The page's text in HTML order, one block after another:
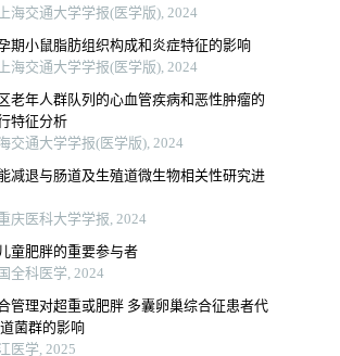
海交通大学学报(医学版), 2024
期小鼠脂肪组织构成和炎症特征的影响
海交通大学学报(医学版), 2024
老年人群队列的心血管疾病和恶性肿瘤的
特征分析
交通大学学报(医学版), 2024
减退与肠道及生殖道微生物相关性研究进
庆医科大学学报, 2024
童肥胖的重要参与者
全科医学, 2024
管理对超重或肥胖 多囊卵巢综合征患者代
菌群的影响
医学, 2025